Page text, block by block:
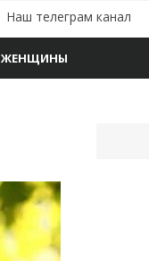
Наш телеграм канал
ЖЕНЩИНЫ